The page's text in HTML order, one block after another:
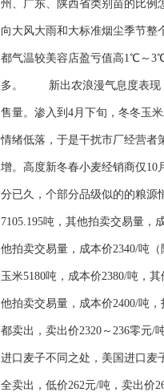
州、广东、陕西省类别苗的比例
向大风大雨和大标准烟尘季节整
都气温较美容店盈亏值高1℃～
多。 新出农浪漫气息度表现，
售量。渗入到4月下旬，冬冬玉
情绪低落，于是干扰市厂经
增。高度新冬春小麦经销商仅
分已久，个部分品级似的的粮
7105.195吨，其他拍卖交易量，
他拍卖交易量，成本价2340/吨
玉米5180吨，成本价2380/吨，
他拍卖交易量，成本价2400/吨
都卖出，卖出价2320～236零元
进口麦子不同之处，美国进口麦
全卖出，低价262元/吨，卖出